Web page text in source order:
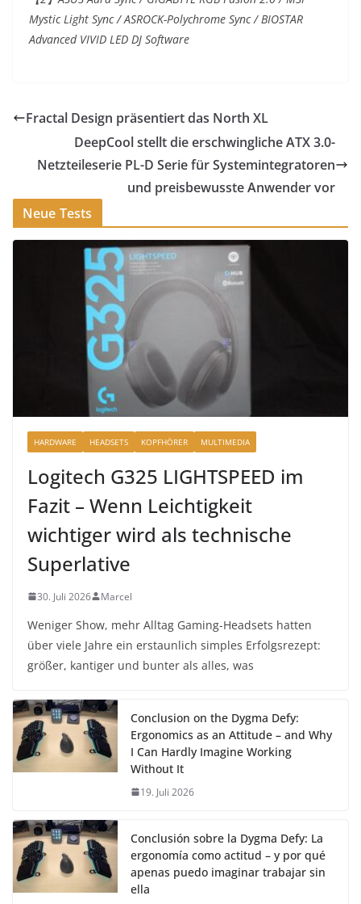
Mystic Light Sync / ASROCK-Polychrome Sync / BIOSTAR
Advanced VIVID LED DJ Software
Fractal Design präsentiert das North XL
DeepCool stellt die erschwingliche ATX 3.0-
Netzteileserie PL-D Serie für Systemintegratoren
und preisbewusste Anwender vor
Neue Tests
HARDWARE HEADSETS KOPFHÖRER MULTIMEDIA
Logitech G325 LIGHTSPEED im
Fazit – Wenn Leichtigkeit
wichtiger wird als technische
Superlative
30. Juli 2026 Marcel
Weniger Show, mehr Alltag Gaming-Headsets hatten
über viele Jahre ein erstaunlich simples Erfolgsrezept:
größer, kantiger und bunter als alles, was
Conclusion on the Dygma Defy:
Ergonomics as an Attitude – and Why
I Can Hardly Imagine Working
Without It
19. Juli 2026
Conclusión sobre la Dygma Defy: La
ergonomía como actitud – y por qué
apenas puedo imaginar trabajar sin
ella